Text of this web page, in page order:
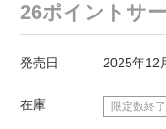
26ポイントサ
発売日 2025年12
在庫 限定数終了